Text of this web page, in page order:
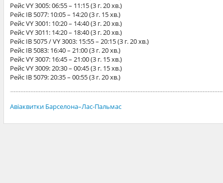
РейсVY 3005: 06:55 – 11:15 (3 г. 20 хв.)
Рейс IB 5077: 10:05 – 14:20 (3 г. 15 хв.)
РейсVY 3001: 10:20 – 14:40 (3 г. 20 хв.)
РейсVY 3011: 14:20 – 18:40 (3 г. 20 хв.)
Рейс IB 5075 / VY 3003: 15:55 – 20:15 (3 г. 20 хв.)
Рейс IB 5083: 16:40 – 21:00 (3 г. 20 хв.)
РейсVY 3007: 16:45 – 21:00 (3 г. 15 хв.)
РейсVY 3009: 20:30 – 00:45 (3 г. 15 хв.)
Рейс IB 5079: 20:35 – 00:55 (3 г. 20 хв.)
Авіаквитки Барселона–Лас-Пальмас